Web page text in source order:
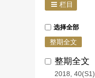
栏目
选择全部
整期全文
整期全文
2018, 40(S1)